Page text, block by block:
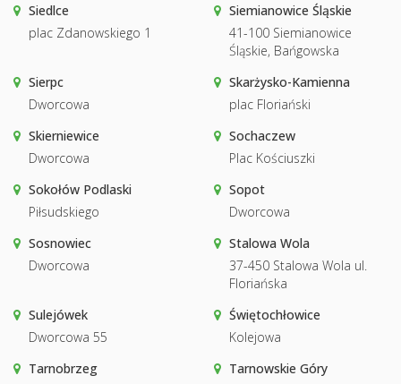
Siedlce
plac Zdanowskiego 1
Siemianowice Śląskie
41-100 Siemianowice
Śląskie, Bańgowska
Sierpc
Dworcowa
Skarżysko-Kamienna
plac Floriański
Skierniewice
Dworcowa
Sochaczew
Plac Kościuszki
Sokołów Podlaski
Piłsudskiego
Sopot
Dworcowa
Sosnowiec
Dworcowa
Stalowa Wola
37-450 Stalowa Wola ul.
Floriańska
Sulejówek
Dworcowa 55
Świętochłowice
Kolejowa
Tarnobrzeg
Tarnowskie Góry